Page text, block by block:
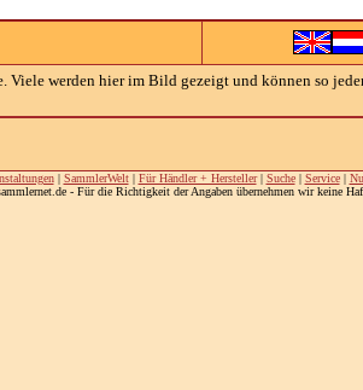
werden hier im Bild gezeigt und können so
| SammlerWelt| Für Händler + Hersteller| Suche| Service|
- Für die Richtigkeit der Angaben übernehmen wir keine